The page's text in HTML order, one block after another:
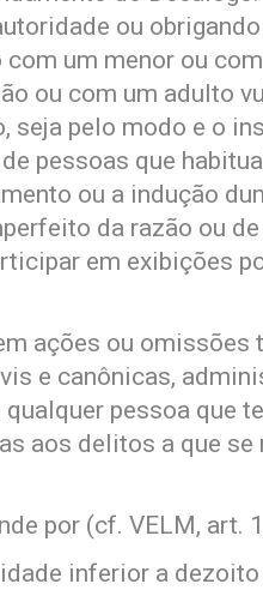
ou
um menor ou
ou com um adulto
seja pelo modo e o
pessoas que
ou a indução
da razão ou
em exibições
ações ou omissões
e canônicas,
pessoa que
aos delitos a que se
por (cf. VELM, art.
inferior a